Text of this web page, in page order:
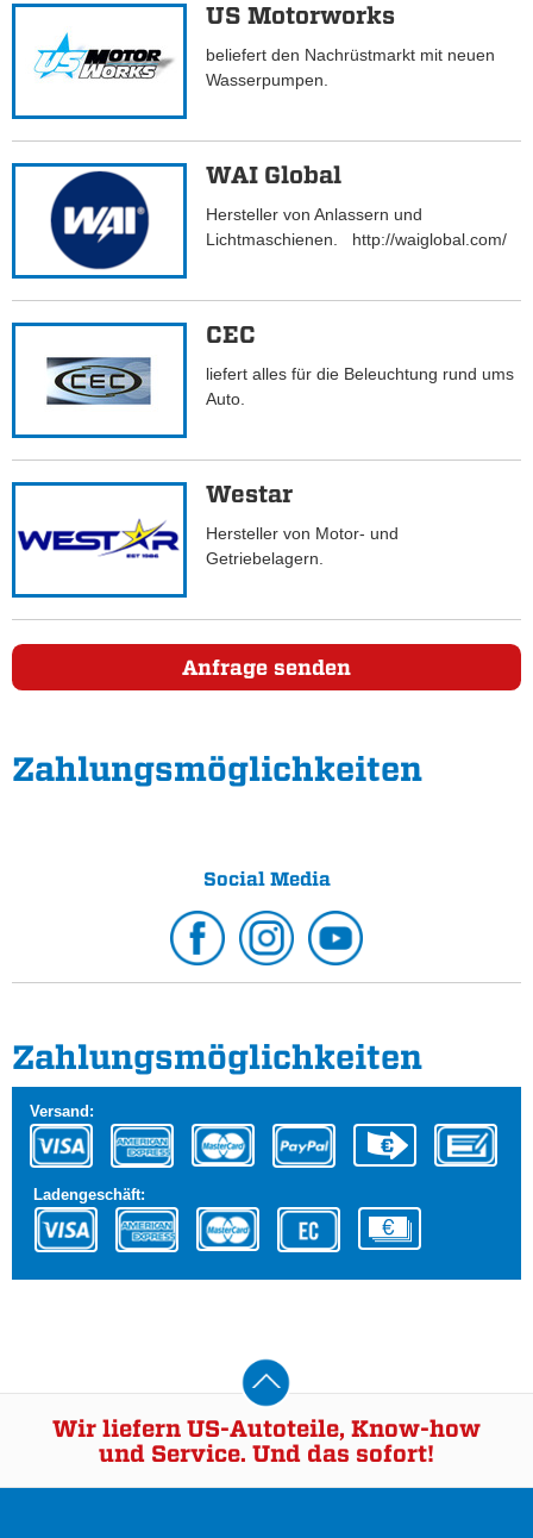
US Motorworks
beliefert den Nachrüstmarkt mit neuen
Wasserpumpen.
WAI Global
Hersteller von Anlassern und
Lichtmaschienen. http://waiglobal.com/
CEC
liefert alles für die Beleuchtung rund ums
Auto.
Westar
Hersteller von Motor- und
Getriebelagern.
Anfrage senden
Zahlungs­möglichkeiten
Social Media
Zahlungs­möglichkeiten
Versand:
Ladengeschäft:
Wir liefern US-Autoteile, Know-how
und Service. Und das sofort!